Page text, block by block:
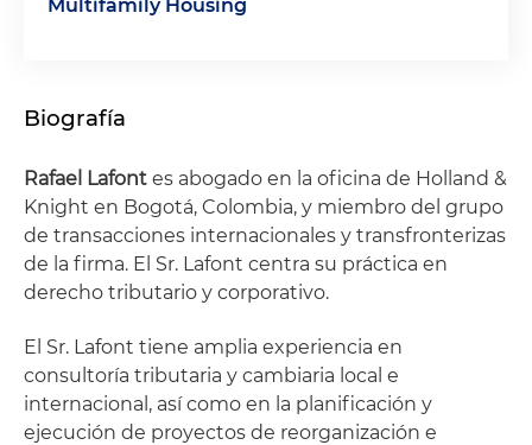
Multifamily Housing
Biografía
Rafael Lafont es abogado en la oficina de Holland &
Knight en Bogotá, Colombia, y miembro del grupo
de transacciones internacionales y transfronterizas
de la firma. El Sr. Lafont centra su práctica en
derecho tributario y corporativo.
El Sr. Lafont tiene amplia experiencia en
consultoría tributaria y cambiaria local e
internacional, así como en la planificación y
ejecución de proyectos de reorganización e